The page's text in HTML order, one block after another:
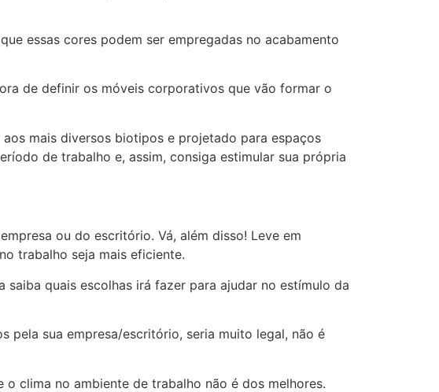
essas cores podem ser empregadas no acabamento
de definir os móveis corporativos que vão formar o
aos mais diversos biotipos e projetado para espaços
de trabalho e, assim, consiga estimular sua própria
ou do escritório. Vá, além disso! Leve em
no trabalho seja mais eficiente.
quais escolhas irá fazer para ajudar no estímulo da
pela sua empresa/escritório, seria muito legal, não é
clima no ambiente de trabalho não é dos melhores.